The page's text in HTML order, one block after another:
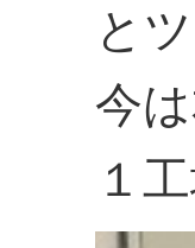
と
今
１